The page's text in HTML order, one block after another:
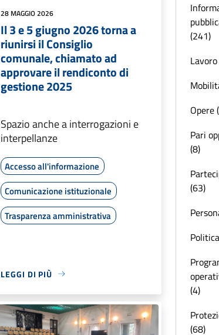
28 MAGGIO 2026
Il 3 e 5 giugno 2026 torna a
riunirsi il Consiglio
comunale, chiamato ad
approvare il rendiconto di
gestione 2025
Spazio anche a interrogazioni e
interpellanze
Accesso all'informazione
Comunicazione istituzionale
Trasparenza amministrativa
LEGGI DI PIÙ
(241)
Opere
Pari
(8)
(63)
(4)
(68)